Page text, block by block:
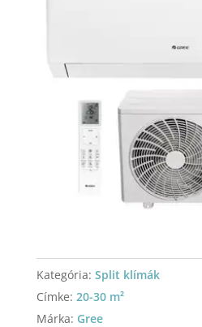
Kategória: Split klímák
Címke: 20-30 m²
Márka: Gree